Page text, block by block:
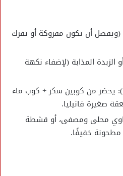
أن تكون مفروكة أو تفرك
المذابة (لإضفاء نكهة
يحضر من كوبين سكر + كوب ماء
صغيرة فانيليا.
محلى ومصفى، أو قشطة
مطحونة خفيفًا.